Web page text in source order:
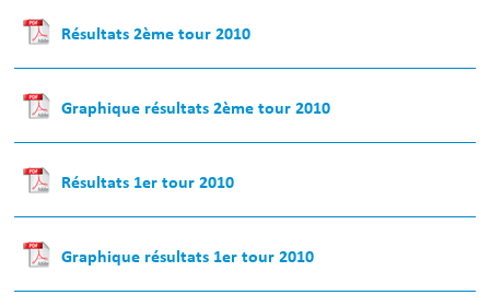
Résultats 2ème tour 2010
Graphique résultats 2ème tour 2010
Résultats 1er tour 2010
Graphique résultats 1er tour 2010